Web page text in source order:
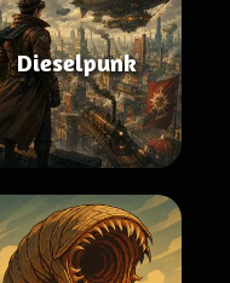
Dieselpunk